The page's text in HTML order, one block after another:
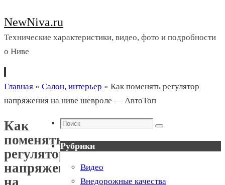
NewNiva.ru
Технические характеристики, видео, фото и подробности
о Ниве
Перейти
к
Главная » Салон, интерьер » Как поменять регулятор
напряжения на ниве шевроле — АвтоТоп
Как
поменять
регулятор
напряжения
Поиск
Поиск
Рубрики
Видео
Внедорожные качества